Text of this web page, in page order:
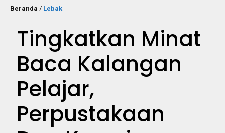
Beranda / Lebak
Tingkatkan Minat
Baca Kalangan
Pelajar,
Perpustakaan